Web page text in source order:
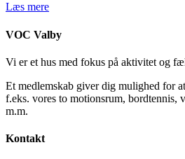
Læs mere
VOC Valby
Vi er et hus med fokus på aktivitet og
Et medlemskab giver dig mulighed for
f.eks. vores to motionsrum, bordtennis,
m.m.
Kontakt